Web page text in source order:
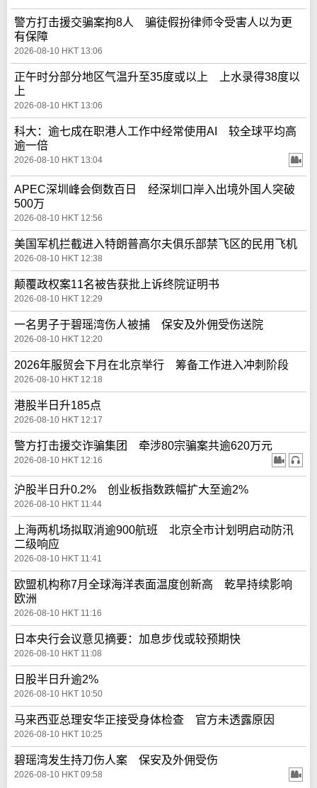
警方打击援交骗案拘8人 骗徒假扮律师令受害人以为更
有保障
2026-08-10 HKT 13:06
正午时分部分地区气温升至35度或以上 上水录得38度以
上
2026-08-10 HKT 13:06
科大：逾七成在职港人工作中经常使用AI 较全球平均高
逾一倍
2026-08-10 HKT 13:04
APEC深圳峰会倒数百日 经深圳口岸入出境外国人突破
500万
2026-08-10 HKT 12:56
美国军机拦截进入特朗普高尔夫俱乐部禁飞区的民用飞机
2026-08-10 HKT 12:38
颠覆政权案11名被告获批上诉终院证明书
2026-08-10 HKT 12:29
一名男子于碧瑶湾伤人被捕 保安及外佣受伤送院
2026-08-10 HKT 12:20
2026年服贸会下月在北京举行 筹备工作进入冲刺阶段
2026-08-10 HKT 12:18
港股半日升185点
2026-08-10 HKT 12:17
警方打击援交诈骗集团 牵涉80宗骗案共逾620万元
2026-08-10 HKT 12:16
沪股半日升0.2% 创业板指数跌幅扩大至逾2%
2026-08-10 HKT 11:44
上海两机场拟取消逾900航班 北京全市计划明启动防汛
二级响应
2026-08-10 HKT 11:41
欧盟机构称7月全球海洋表面温度创新高 乾旱持续影响
欧洲
2026-08-10 HKT 11:16
日本央行会议意见摘要：加息步伐或较预期快
2026-08-10 HKT 11:08
日股半日升逾2%
2026-08-10 HKT 10:50
马来西亚总理安华正接受身体检查 官方未透露原因
2026-08-10 HKT 10:25
碧瑶湾发生持刀伤人案 保安及外佣受伤
2026-08-10 HKT 09:58